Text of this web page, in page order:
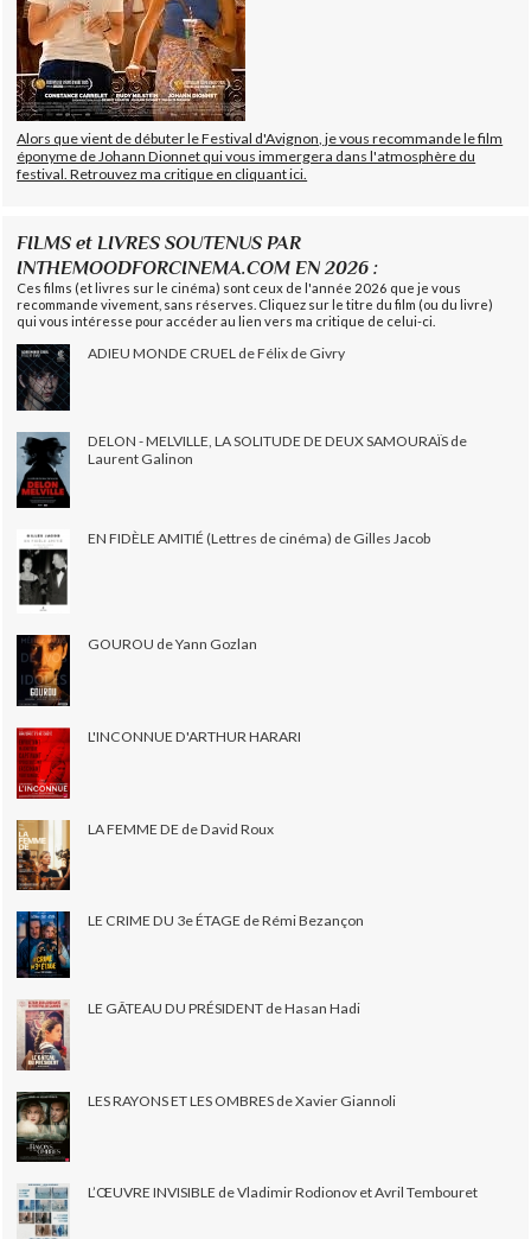
Alors que vient de débuter le Festival d'Avignon, je vous recommande le film
éponyme de Johann Dionnet qui vous immergera dans l'atmosphère du
festival. Retrouvez ma critique en cliquant ici.
FILMS et LIVRES SOUTENUS PAR
INTHEMOODFORCINEMA.COM EN 2026 :
Ces films (et livres sur le cinéma) sont ceux de l'année 2026 que je vous
recommande vivement, sans réserves. Cliquez sur le titre du film (ou du livre)
qui vous intéresse pour accéder au lien vers ma critique de celui-ci.
ADIEU MONDE CRUEL de Félix de Givry
DELON - MELVILLE, LA SOLITUDE DE DEUX SAMOURAÏS de
Laurent Galinon
EN FIDÈLE AMITIÉ (Lettres de cinéma) de Gilles Jacob
GOUROU de Yann Gozlan
L'INCONNUE D'ARTHUR HARARI
LA FEMME DE de David Roux
LE CRIME DU 3e ÉTAGE de Rémi Bezançon
LE GÂTEAU DU PRÉSIDENT de Hasan Hadi
LES RAYONS ET LES OMBRES de Xavier Giannoli
L’ŒUVRE INVISIBLE de Vladimir Rodionov et Avril Tembouret